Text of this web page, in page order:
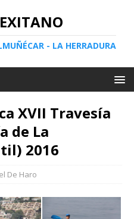
- LA HERRADURA
XVII Travesía
de La
2016
De Haro